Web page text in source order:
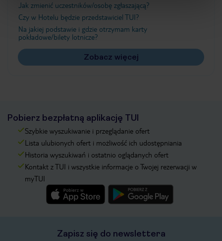
Jak zmienić uczestników/osobę zgłaszającą?
Czy w Hotelu będzie przedstawiciel TUI?
Na jakiej podstawie i gdzie otrzymam karty
pokładowe/bilety lotnicze?
Zobacz więcej
Pobierz bezpłatną aplikację TUI
Szybkie wyszukiwanie i przeglądanie ofert
Lista ulubionych ofert i możliwość ich udostępniania
Historia wyszukiwań i ostatnio oglądanych ofert
Kontakt z TUI i wszystkie informacje o Twojej rezerwacji w
myTUI
Zapisz się do newslettera